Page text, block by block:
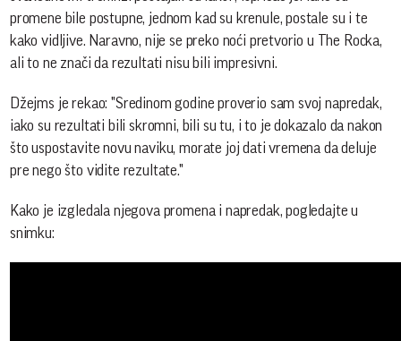
promene bile postupne, jednom kad su krenule, postale su i te
kako vidljive. Naravno, nije se preko noći pretvorio u The Rocka,
ali to ne znači da rezultati nisu bili impresivni.
Džejms je rekao: "Sredinom godine proverio sam svoj napredak,
iako su rezultati bili skromni, bili su tu, i to je dokazalo da nakon
što uspostavite novu naviku, morate joj dati vremena da deluje
pre nego što vidite rezultate."
Kako je izgledala njegova promena i napredak, pogledajte u
snimku: